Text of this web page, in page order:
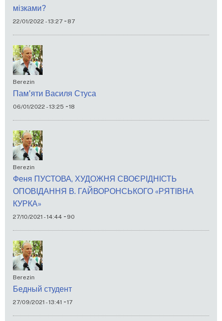
мізками?
22/01/2022 - 13:27 - 87
Berezin
Пам'яти Василя Стуса
06/01/2022 - 13:25 -18
Berezin
Феня ПУСТОВА, ХУДОЖНЯ СВОЄРІДНІСТЬ
ОПОВІДАННЯ В. ГАЙВОРОНСЬКОГО «РЯТІВНА
КУРКА»
27/10/2021 - 14:44 - 90
Berezin
Бедный студент
27/09/2021 - 13:41 -17